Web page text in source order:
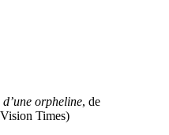
orpheline, de
Times)